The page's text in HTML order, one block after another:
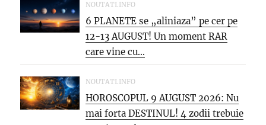
NOUTATI.INFO
6 PLANETE se „aliniaza” pe cer pe
12-13 AUGUST! Un moment RAR
care vine cu...
NOUTATI.INFO
HOROSCOPUL 9 AUGUST 2026: Nu
mai forta DESTINUL! 4 zodii trebuie